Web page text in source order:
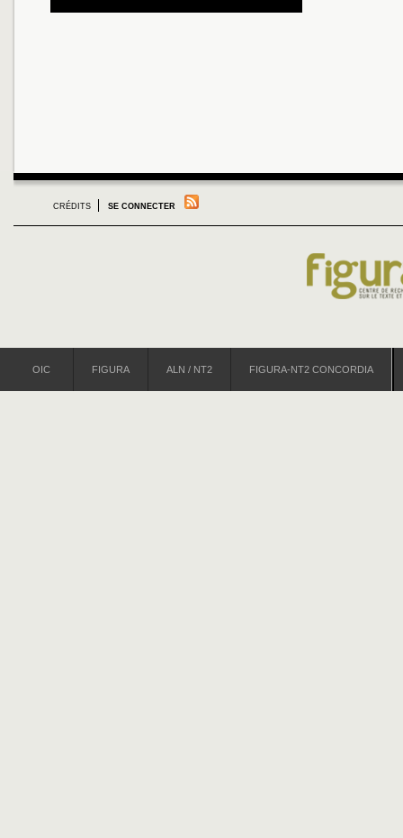
CRÉDITS SE CONNECTER
OIC FIGURA ALN / NT2 FIGURA-NT2 CONCORDIA